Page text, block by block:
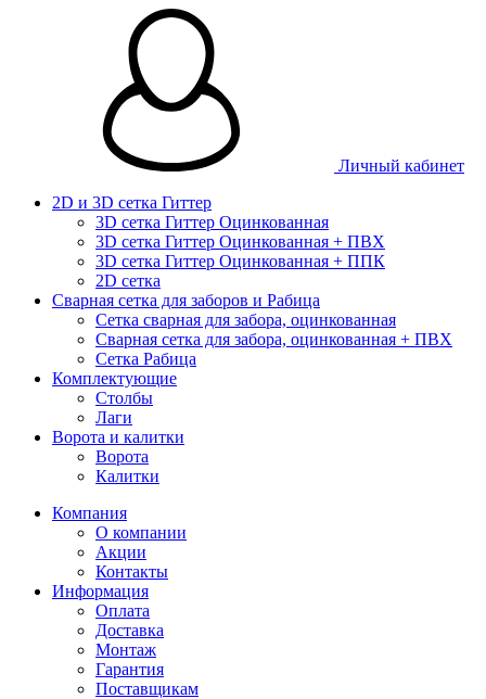
Личный кабинет
2D и 3D сетка Гиттер
3D сетка Гиттер Оцинкованная
3D сетка Гиттер Оцинкованная + ПВХ
3D сетка Гиттер Оцинкованная + ППК
2D сетка
Сварная сетка для заборов и Рабица
Сетка сварная для забора, оцинкованная
Сварная сетка для забора, оцинкованная + ПВХ
Сетка Рабица
Комплектующие
Столбы
Лаги
Ворота и калитки
Ворота
Калитки
Компания
О компании
Акции
Контакты
Информация
Оплата
Доставка
Монтаж
Гарантия
Поставщикам